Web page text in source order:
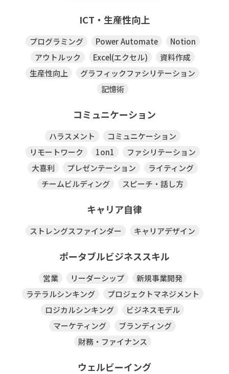
ICT・生産性向上
プログラミング Power Automate
Notion
アウトルック
Excel(エクセル)
資料作成
生産性向上
グラフィックファシリテーション
記憶術
コミュニケーション
ハラスメント
コミュニケーション
リモートワーク
1on1
ファシリテーション
大喜利
プレゼンテーション
ライティング
チームビルディング
スピーチ・話し方
キャリア自律
ストレングスファインダー キャリアデザイン
ポータブルビジネススキル
営業 リーダーシップ
新規事業開発
ラテラルシンキング
プロジェクトマネジメント
ロジカルシンキング
ビジネスモデル
マーケティング
ブランディング
財務・ファイナンス
ウェルビーイング